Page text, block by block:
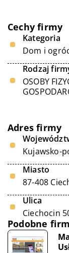
Cechy firmy
Kategoria
Dom i
Rodzaj
OSOBY
Adres firmy
Kujawsko-
Miasto
87-408
Ulica
Ciechocin
Podobne